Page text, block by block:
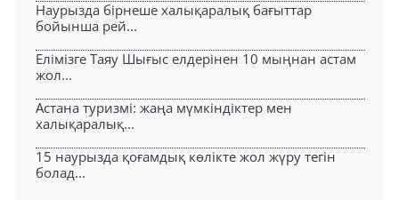
Наурызда бірнеше халықаралық бағыттар
бойынша рей...
Елімізге Таяу Шығыс елдерінен 10 мыңнан астам
жол...
Астана туризмі: жаңа мүмкіндіктер мен
халықаралық...
15 наурызда қоғамдық көлікте жол жүру тегін
болад...